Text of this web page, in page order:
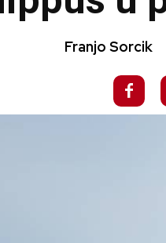
Franjo Sorcik